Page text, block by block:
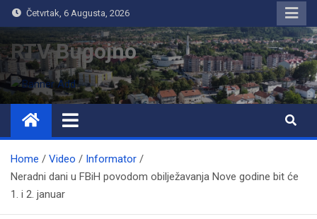
Četvrtak, 6 Augusta, 2026
RTV Bugojno
Home Video
Informator
Neradni dani u FBiH povodom obilježavanja Nove godine bit će
1. i 2. januar